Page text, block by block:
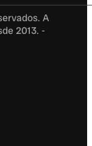
A
2013. -